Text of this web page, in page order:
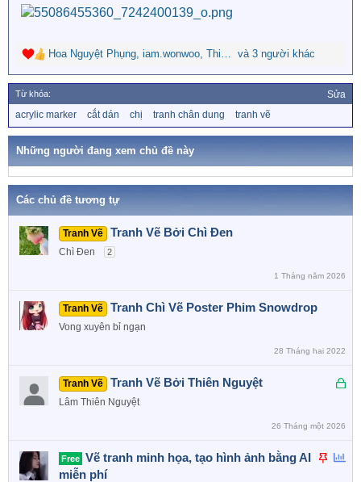
R
e
a
c
t
o
s
Hoa Nguyệt Phụng, iam.wonwoo, Thiên Túc và 3 người khác
Từ khóa: Sửa
ừ
k
acrylic marker cắt dán chị tranh chân dung tranh vẽ
Những người đang xem chủ đề này
Các chủ đề tương tự
Tranh Vẽ Tranh Vẽ Bởi Chì Đen
Chì Đen 2
1 Tháng năm 2026
Tranh Vẽ Tranh Chì Vẽ Poster Phim Snowdrop
Vong xuyên bỉ ngạn
28 Tháng hai 2022
Đ
a
Tranh Vẽ Tranh Vẽ Bởi Thiên Nguyệt
Lâm Thiên Nguyệt
26 Tháng một 2026
D
Free Vẽ tranh minh họa, tạo hình ảnh bằng AI
miễn phí